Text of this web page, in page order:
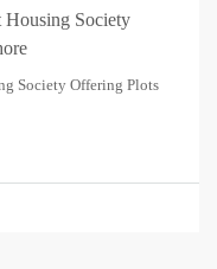
Society
Society Offering Plots